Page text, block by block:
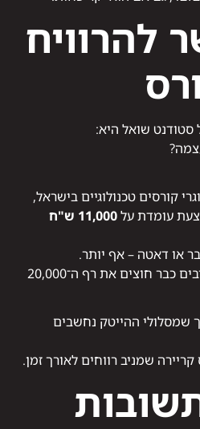
להרוויח
שואל היא:
קורסים טכנולוגיים בישראל,
עומדת על
11,000 ש"ח
או דאטה – אף יותר.
לאחר שנתיים־שלוש ניסיון, רבים כבר חוצים את רף ה־20,000
שמסלולי ההייטק נחשבים
שמניב רווחים לאורך זמן.